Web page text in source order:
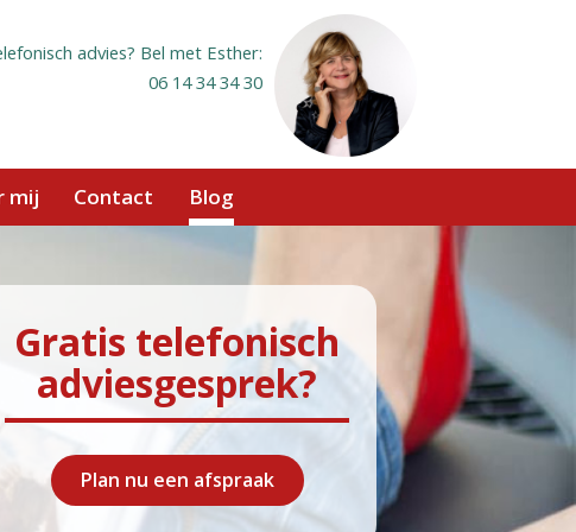
advies? Bel met Esther:
06 14 34 34 30
mij Contact Blog
Gratis telefonisch
adviesgesprek?
Plan nu een afspraak